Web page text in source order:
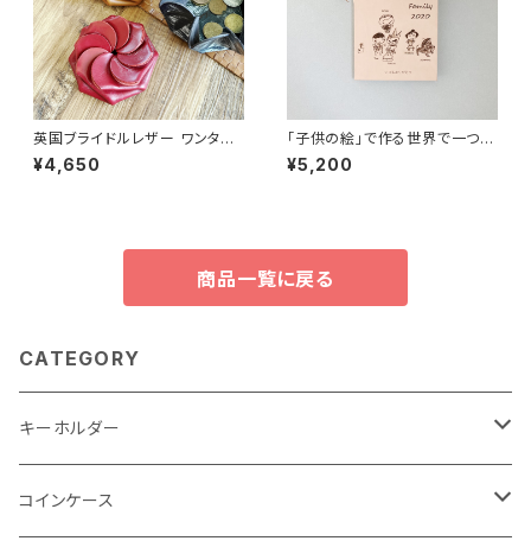
英国ブライドルレザー ワンタッ
チコインケース＜RED＞名入れ
刻印 &ギフト包装無料☆
¥4,650
「子供の絵」で作る世界で一つの
ウォールアート(壁飾り) "スマホ
で撮って送るだけ" 本革製
¥5,200
商品一覧に戻る
CATEGORY
キーホルダー
"子供の絵"キーホルダー
コインケース